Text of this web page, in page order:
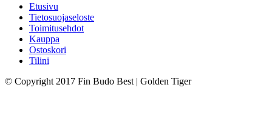
Etusivu
Tietosuojaseloste
Toimitusehdot
Kauppa
Ostoskori
Tilini
© Copyright 2017 Fin Budo Best | Golden Tiger